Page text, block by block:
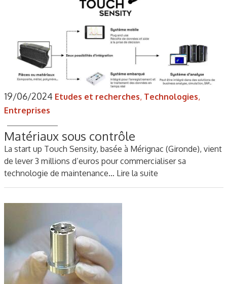
19/06/2024 Etudes et recherches, Technologies,
Entreprises
Matériaux sous contrôle
La start up Touch Sensity, basée à Mérignac (Gironde), vient
de lever 3 millions d’euros pour commercialiser sa
technologie de maintenance… Lire la suite